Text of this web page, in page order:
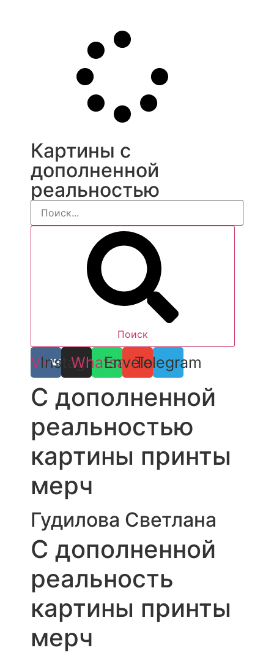
Картины с
дополненной
реальностью
Поиск
VkInstagram
Whatsapp
Envelope
Telegram
С дополненной
реальностью
картины принты
мерч
Гудилова Светлана
С дополненной
реальность
картины принты
мерч